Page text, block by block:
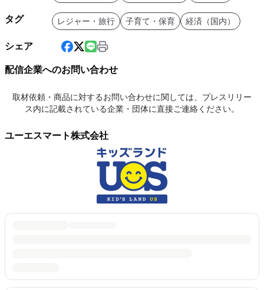
タグ レジャー・旅行 子育て・保育 経済（国内）
シェア
配信企業へのお問い合わせ
取材依頼・商品に対するお問い合わせに関しては、プレスリリー
ス内に記載されている企業・団体に直接ご連絡ください。
ユーエスマート株式会社